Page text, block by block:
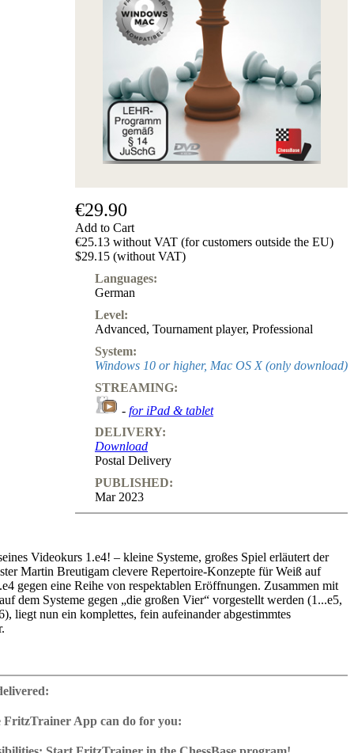
€29.90
Add to Cart
€25.13 without VAT (for customers outside the EU)
$29.15 (without VAT)
Languages:
German
Level:
Advanced, Tournament player, Professional
System:
Windows 10 or higher, Mac OS X (only download)
STREAMING:
- for iPad & tablet
DELIVERY:
Download
Postal Delivery
PUBLISHED:
Mar 2023
Videokurs 1.e4! – kleine Systeme, großes Spiel erläutert der
Martin Breutigam clevere Repertoire-Konzepte für Weiß auf
gegen eine Reihe von respektablen Eröffnungen. Zusammen mit
dem Systeme gegen „die großen Vier“ vorgestellt werden (1...e5,
liegt nun ein komplettes, fein aufeinander abgestimmtes
(1.e4 g6 2.d4 Lg7 3.Sc3 und ggf. 4.f4), Gurgenidze- System
Philidor-Verteidigung (1.e4 d6 2.d4 Sf6 3.Sc3 Sbd7 4.f4 bzw.
for Windows and Mac
FritzTrainer App can do for you: